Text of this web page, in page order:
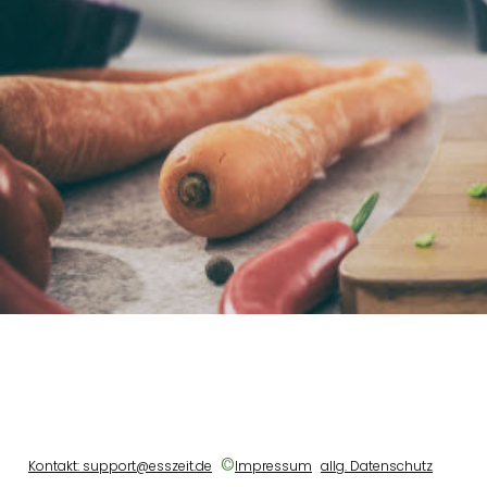
Kontakt: support@esszeit.de ©Impressum allg. Datenschutz